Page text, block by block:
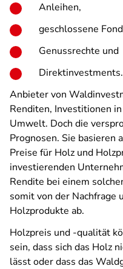
Anleihen,
geschlossene
Genussrechte und
Direktinvestments.
Anbieter von
Renditen, Investitionen
Umwelt. Doch die
Prognosen. Sie basieren
Preise für Holz und
investierenden
Rendite bei einem
somit von der Nachfrage
Holzprodukte ab.
Holzpreis und -qualität
sein, dass sich das Holz
lässt oder dass das